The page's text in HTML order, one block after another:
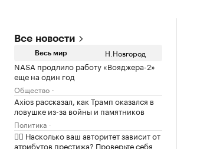
Все новости
Весь мир Н.Новгород
NASA продлило работу «Вояджера-2»
еще на один год
Общество
Axios рассказал, как Трамп оказался в
ловушке из-за войны и памятников
Политика
✍🏻 Насколько ваш авторитет зависит от
атрибутов престижа? Проверьте себя